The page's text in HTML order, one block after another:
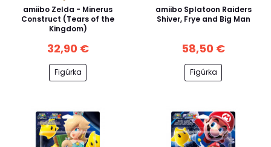
amiibo Zelda - Minerus
Construct (Tears of the
Kingdom)
32,90 €
Figúrka
amiibo Splatoon Raiders
Shiver, Frye and Big Man
58,50 €
Figúrka